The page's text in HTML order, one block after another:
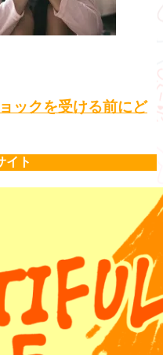
ックを受ける前にど
イト